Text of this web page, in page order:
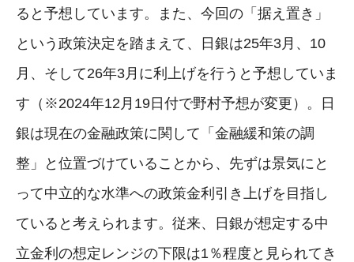
ると予想しています。また、今回の「据え置き」
という政策決定を踏まえて、日銀は25年3月、10
月、そして26年3月に利上げを行うと予想していま
す（※2024年12月19日付で野村予想が変更）。日
銀は現在の金融政策に関して「金融緩和策の調
整」と位置づけていることから、先ずは景気にと
って中立的な水準への政策金利引き上げを目指し
ていると考えられます。従来、日銀が想定する中
立金利の想定レンジの下限は1％程度と見られてき